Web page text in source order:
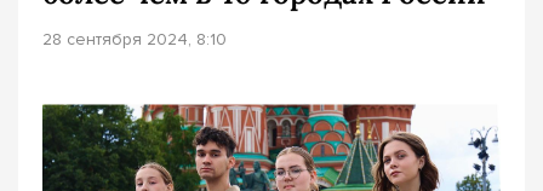
28 сентября 2024, 8:10